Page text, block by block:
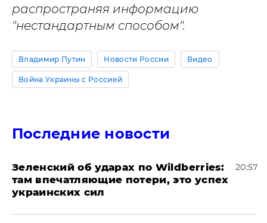
распространяя информацию
"нестандартным способом".
Владимир Путин Новости России Видео
Война Украины с Россией
Последние новости
Зеленский об ударах по Wildberries:
там впечатляющие потери, это успех
украинских сил
20:57